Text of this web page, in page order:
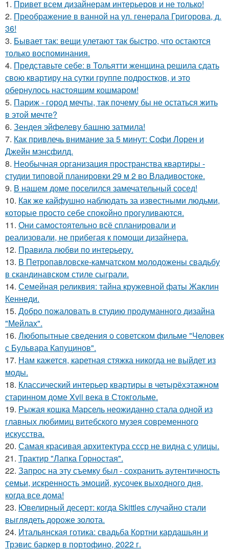
1. Привет всем дизайнерам интерьеров и не только!
2. Преображение в ванной на ул. генерала Григорова, д.
36!
3. Бывает так: вещи улетают так быстро, что остаются
только воспоминания.
4. Представьте себе: в Тольятти женщина решила сдать
свою квартиру на сутки группе подростков, и это
обернулось настоящим кошмаром!
5. Париж - город мечты, так почему бы не остаться жить
в этой мечте?
6. Зендея эйфелеву башню затмила!
7. Как привлечь внимание за 5 минут: Софи Лорен и
Джейн мэнсфилд.
8. Необычная организация пространства квартиры -
студии типовой планировки 29 м 2 во Владивостоке.
9. В нашем доме поселился замечательный сосед!
10. Как же кайфушно наблюдать за известными людьми,
которые просто себе спокойно прогуливаются.
11. Они самостоятельно всё спланировали и
реализовали, не прибегая к помощи дизайнера.
12. Правила любви по интеpьеpу.
13. В Петропавловске-камчатском молодожены свадьбу
в скандинавском стиле сыграли.
14. Семейная реликвия: тайна кружевной фаты Жаклин
Кеннеди.
15. Добро пожаловать в студию продуманного дизайна
"Мейлах".
16. Любопытные сведения о советском фильме "Человек
с Бульвара Капуцинов".
17. Нам кажется, каретная стяжка никогда не выйдет из
моды.
18. Классический интерьер квартиры в четырёхэтажном
старинном доме Xvii века в Стокгольме.
19. Рыжая кошка Марсель неожиданно стала одной из
главных любимиц витебского музея современного
искусства.
20. Самая красивая архитектура ссср не видна с улицы.
21. Трактир "Лапка Горностая".
22. Запрос на эту съемку был - сохранить аутентичность
семьи, искренность эмоций, кусочек выходного дня,
когда все дома!
23. Ювелирный десерт: когда Skittles случайно стали
выглядеть дороже золота.
24. Итальянская готика: свадьба Кортни кардашьян и
Трэвис баркер в портофино, 2022 г.